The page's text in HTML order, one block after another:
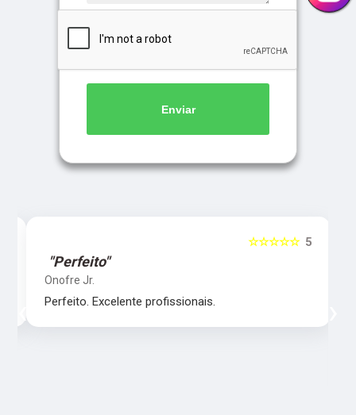
Enviar
5
☆☆☆☆☆
"Perfeito"
Onofre Jr.
Perfeito. Excelente profissionais.
‹